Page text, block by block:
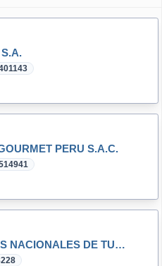
PERU S.A.C.
INVERSIONES NACIONALES DE TURISMO S.A.